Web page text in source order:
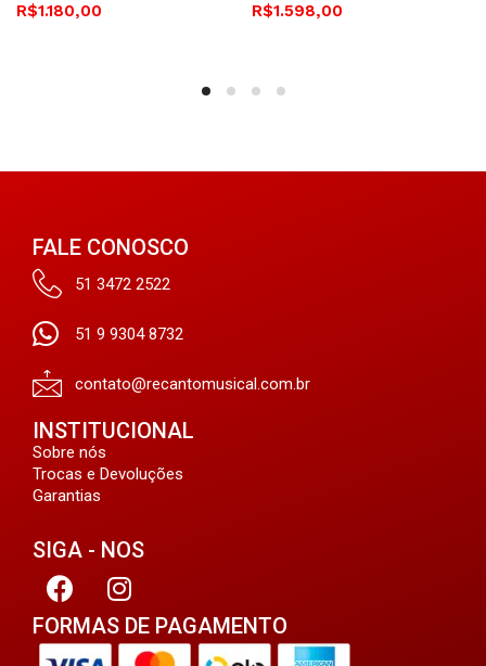
R$1.180,00 R$1.598,00
FALE CONOSCO
51 3472 2522
51 9 9304 8732
contato@recantomusical.com.br
INSTITUCIONAL
Sobre nós
Trocas e Devoluções
Garantias
SIGA - NOS
FORMAS DE PAGAMENTO